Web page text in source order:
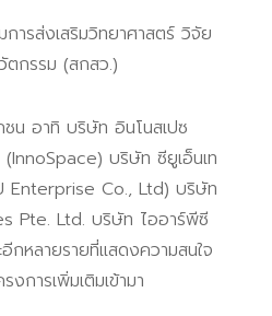
ารส่งเสริมวิทยาศาสตร์ วิจัย
ตกรรม (สกสว.)
ชน อาทิ บริษัท อินโนสเปซ
(InnoSpace) บริษัท ซียูเอ็นเท
Enterprise Co., Ltd) บริษัท
Pte. Ltd. บริษัท ไออาร์พีซี
กหลายรายที่แสดงความสนใจ
งการเพิ่มเติมเข้ามา